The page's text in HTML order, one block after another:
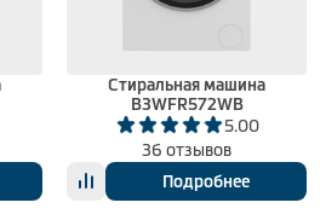
Стиральная машина
B3WFR572WB
5.00
36 отзывов
Подробнее